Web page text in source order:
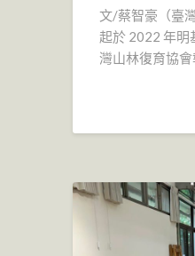
文/蔡智豪（臺
起於 2022 年明
灣山林復育協